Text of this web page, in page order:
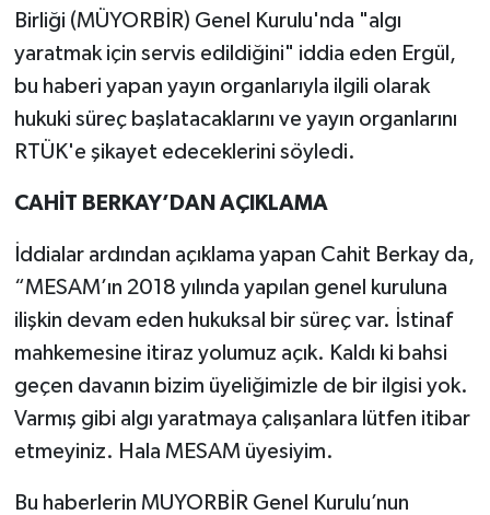
Birliği (MÜYORBİR) Genel Kurulu'nda "algı
yaratmak için servis edildiğini" iddia eden Ergül,
bu haberi yapan yayın organlarıyla ilgili olarak
hukuki süreç başlatacaklarını ve yayın organlarını
RTÜK'e şikayet edeceklerini söyledi.
CAHİT BERKAY’DAN AÇIKLAMA
İddialar ardından açıklama yapan Cahit Berkay da,
“MESAM’ın 2018 yılında yapılan genel kuruluna
ilişkin devam eden hukuksal bir süreç var. İstinaf
mahkemesine itiraz yolumuz açık. Kaldı ki bahsi
geçen davanın bizim üyeliğimizle de bir ilgisi yok.
Varmış gibi algı yaratmaya çalışanlara lütfen itibar
etmeyiniz. Hala MESAM üyesiyim.
Bu haberlerin MUYORBİR Genel Kurulu’nun